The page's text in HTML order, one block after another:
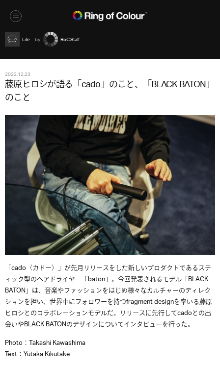
Life RoC Staff
2022.12.23
藤原ヒロシが語る「cado」のこと、「BLACK BATON」
のこと
「cado（カドー） 」が先月リリースをした新しいプロダクトであるステ
ィック型のヘアドライヤー「baton」。今回発表されるモデル「BLACK
BATON」は、音楽やファッションをはじめ様々なカルチャーのディレク
ションを担い、世界中にフォロワーを持つfragment designを率いる藤原
ヒロシとのコラボレーションモデルだ。リリースに先行してcadoとの出
会いやBLACK BATONのデザインについてインタビューを行った。
Photo：Takashi Kawashima
Text：Yutaka Kikutake